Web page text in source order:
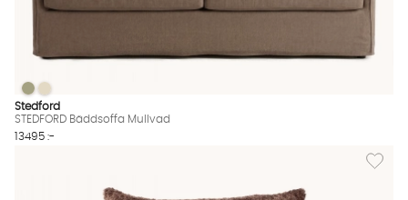
STEDFORD Bäddsoffa Mullvad Finns även i dessa färger:
STEDFORD Bäddsoffa Mullvad
STEDFORD Bäddsoffa Mullvad
Stedford
STEDFORD Bäddsoffa Mullvad
13495 :-
Lägg